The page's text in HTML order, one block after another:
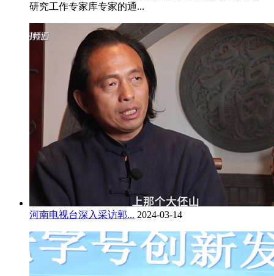
研究工作专家库专家的通...
河南电视台深入采访郭... 2024-03-14